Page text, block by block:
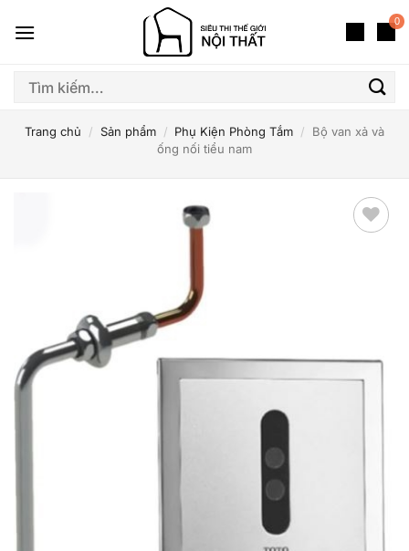
qua
dung
0
Tìm
Trang chủ / Sản phẩm / Phụ Kiện Phòng Tắm /
Bộ van xả và
ống nối tiểu nam